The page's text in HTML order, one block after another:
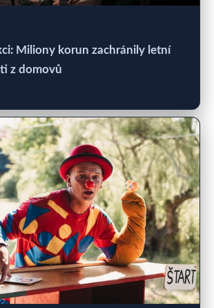
Miliony korun zachránily letní
z domovů